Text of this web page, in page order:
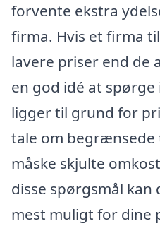
forvente ekstra
firma. Hvis et firma
lavere priser end de
en god idé at
ligger til grund for
tale om begrænsede
måske skjulte
disse spørgsmål kan
mest muligt for dine